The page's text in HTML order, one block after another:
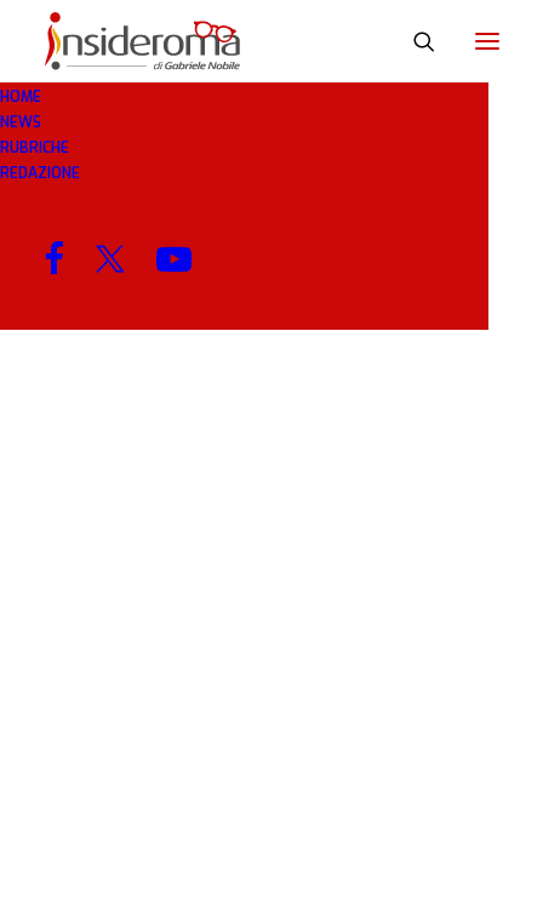
HOME
NEWS
RUBRICHE
REDAZIONE
CRM
MENU